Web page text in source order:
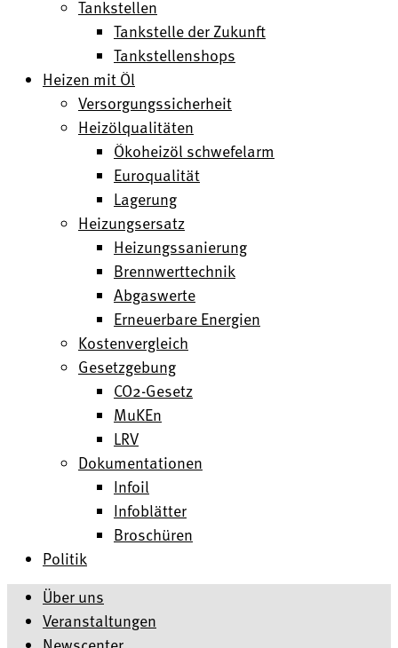
Tankstellen
Tankstelle der Zukunft
Tankstellenshops
Heizen mit Öl
Versorgungssicherheit
Heizölqualitäten
Ökoheizöl schwefelarm
Euroqualität
Lagerung
Heizungsersatz
Heizungssanierung
Brennwerttechnik
Abgaswerte
Erneuerbare Energien
Kostenvergleich
Gesetzgebung
CO2-Gesetz
MuKEn
LRV
Dokumentationen
Infoil
Infoblätter
Broschüren
Politik
Über uns
Veranstaltungen